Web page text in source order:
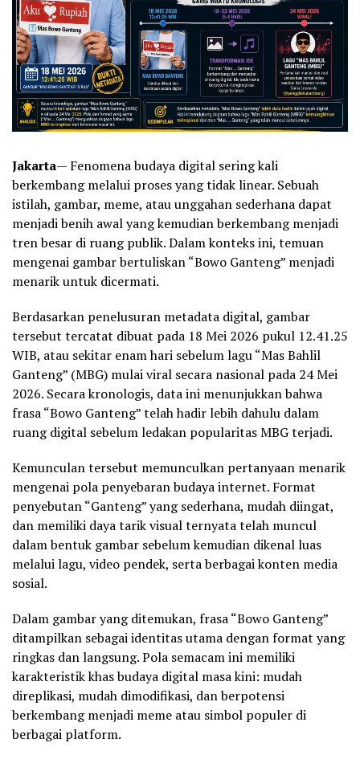
Jakarta— Fenomena budaya digital sering kali
berkembang melalui proses yang tidak linear. Sebuah
istilah, gambar, meme, atau unggahan sederhana dapat
menjadi benih awal yang kemudian berkembang menjadi
tren besar di ruang publik. Dalam konteks ini, temuan
mengenai gambar bertuliskan “Bowo Ganteng” menjadi
menarik untuk dicermati.
Berdasarkan penelusuran metadata digital, gambar
tersebut tercatat dibuat pada 18 Mei 2026 pukul 12.41.25
WIB, atau sekitar enam hari sebelum lagu “Mas Bahlil
Ganteng” (MBG) mulai viral secara nasional pada 24 Mei
2026. Secara kronologis, data ini menunjukkan bahwa
frasa “Bowo Ganteng” telah hadir lebih dahulu dalam
ruang digital sebelum ledakan popularitas MBG terjadi.
Kemunculan tersebut memunculkan pertanyaan menarik
mengenai pola penyebaran budaya internet. Format
penyebutan “Ganteng” yang sederhana, mudah diingat,
dan memiliki daya tarik visual ternyata telah muncul
dalam bentuk gambar sebelum kemudian dikenal luas
melalui lagu, video pendek, serta berbagai konten media
sosial.
Dalam gambar yang ditemukan, frasa “Bowo Ganteng”
ditampilkan sebagai identitas utama dengan format yang
ringkas dan langsung. Pola semacam ini memiliki
karakteristik khas budaya digital masa kini: mudah
direplikasi, mudah dimodifikasi, dan berpotensi
berkembang menjadi meme atau simbol populer di
berbagai platform.